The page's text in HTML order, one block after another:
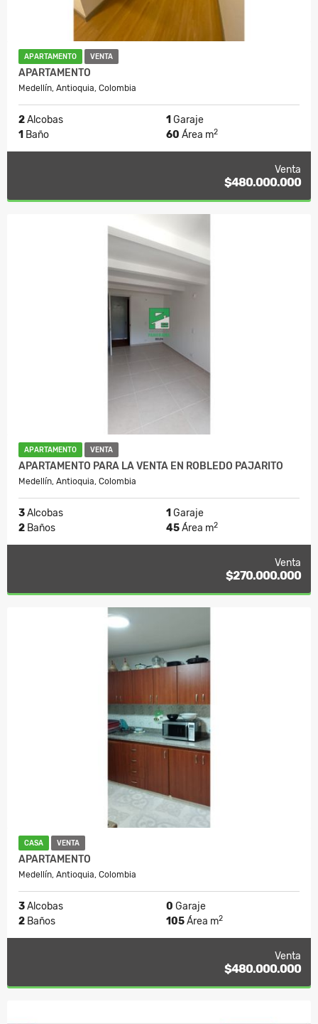
APARTAMENTO VENTA
APARTAMENTO
Medellín, Antioquia, Colombia
2Alcobas 1 Garaje
1 Baño 60 Área m2
Venta
$480.000.000
APARTAMENTO VENTA
APARTAMENTO PARA LA VENTA EN ROBLEDO PAJARITO
Medellín, Antioquia, Colombia
3Alcobas 1 Garaje
2 Baños 45Área m2
Venta
$270.000.000
CASA VENTA
APARTAMENTO
Medellín, Antioquia, Colombia
3Alcobas 0 Garaje
2 Baños 105Área m2
Venta
$480.000.000